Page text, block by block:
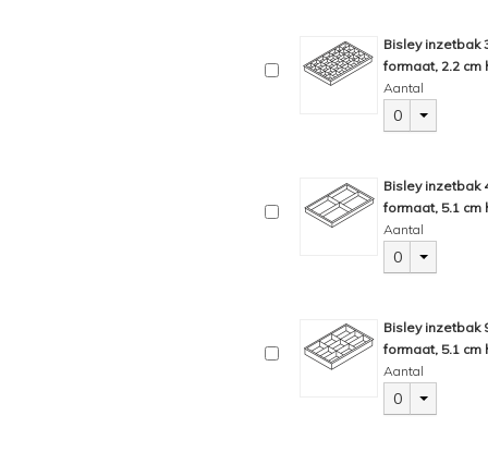
Bisley inzetbak
formaat, 2.2 cm
Aantal
0
Bisley inzetbak
formaat, 5.1 cm
Aantal
0
Bisley inzetbak
formaat, 5.1 cm
Aantal
0